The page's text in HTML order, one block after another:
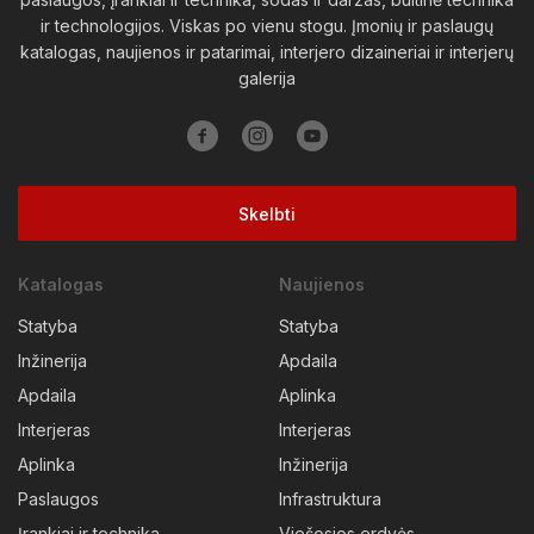
Vilkaviškio raj. Vilniaus raj. Visagino sav. Zarasų raj.
ir technologijos. Viskas po vienu stogu. Įmonių ir paslaugų
katalogas, naujienos ir patarimai, interjero dizaineriai ir interjerų
galerija
Skelbti
Katalogas
Statyba
Inžinerija
Apdaila
Interjeras
Aplinka
Paslaugos
Naujienos
Statyba
Apdaila
Aplinka
Interjeras
Inžinerija
Infrastruktura